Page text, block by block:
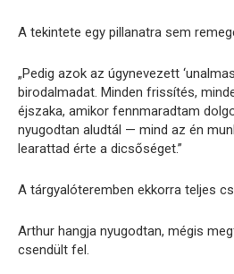
A tekintete egy pillanatra sem
„Pedig azok az úgynevezett
birodalmadat. Minden frissítés,
éjszaka, amikor fennmaradtam
nyugodtan aludtál — mind az én
learattad érte a dicsőséget.”
A tárgyalóteremben ekkorra teljes
Arthur hangja nyugodtan, mégis
csendült fel.